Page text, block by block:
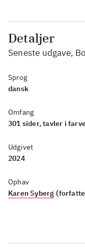
Detaljer
Seneste udgave,
Sprog
dansk
Omfang
301 sider, tavler i
Udgivet
2024
Ophav
Karen Syberg